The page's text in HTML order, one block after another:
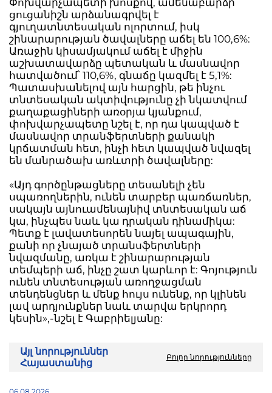
Փոխվարչապետի խոսքով, ամենաբարձր
ցուցանիշն արձանագրվել է
գյուղատնտեսական ոլորտում, իսկ
շինարարության ծավալները աճել են 100,6%:
Առաջին կիսամյակում աճել է միջին
աշխատավարձը պետական և մասնավոր
հատվածում՝ 110,6%, գնաճը կազմել է 5,1%:
Պատասխանելով այն հարցին, թե ինչու
տնտեսական ակտիվությունը չի նկատվում
քաղաքացիների առօրյա կյանքում,
փոխվարչապետը նշել է, որ դա կապված է
մասնավոր տրանֆերտների քանակի
կրճատման հետ, ինչի հետ կապված նվազել
են մանրածախ առևտրի ծավալները:
«Այդ գործընթացները տեսանելի չեն
սպառողներին, ունեն տարբեր պառճառներ,
սակայն այնուամենայնիվ տնտեսական աճ
կա, ինչպես նաև կա դրական դինամիկա:
Պետք է լավատեսորեն նայել ապագային,
քանի որ չնայած տրանսֆերտների
նվազմանը, առկա է շինարարության
տեմպերի աճ, ինչը շատ կարևոր է: Գոյություն
ունեն տնտեսության առողջացման
տենդենցներ և մենք հույս ունենք, որ կլինեն
լավ արդյունքներ նաև տարվա երկրորդ
կեսին»,-նշել է Գաբրիելյանը:
Այլ նորություններ
Հայաստանից
Բոլոր նորությունները